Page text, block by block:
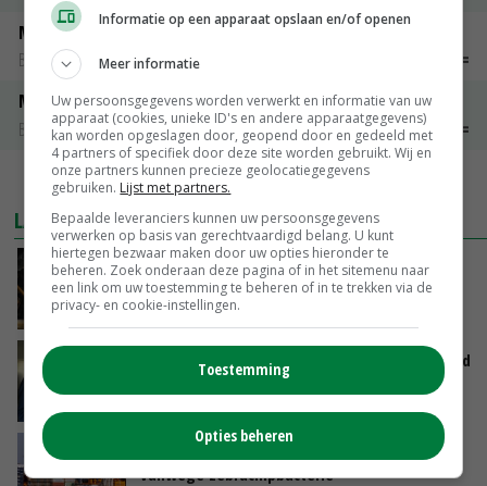
Maat 48
Barneveld kooieieren
Maat 54
Barneveld kooieieren
€ 9,10 € 0,00
MEER MARKTPRIJZEN
LAATSTE NIEUWS
Zalmkweker wil ‘standaard neerzetten die als
voorbeeld kan dienen voor sector’
VANDAAG, 06:21
Jan Vernooij stopt bij Vee&Logistiek Nederland
China scherpt importeisen voor pootgoed aan
vanwege zebrachipbacterie
Informatie op een apparaat opslaan en/of openen
Meer informatie
Uw persoonsgegevens worden verwerkt en informatie van uw
apparaat (cookies, unieke ID's en andere apparaatgegevens)
kan worden opgeslagen door, geopend door en gedeeld met
4 partners of specifiek door deze site worden gebruikt. Wij en
onze partners kunnen precieze geolocatiegegevens
gebruiken. Lijst met partners.
Bepaalde leveranciers kunnen uw persoonsgegevens
verwerken op basis van gerechtvaardigd belang. U kunt
hiertegen bezwaar maken door uw opties hieronder te
beheren. Zoek onderaan deze pagina of in het sitemenu naar
een link om uw toestemming te beheren of in te trekken via de
privacy- en cookie-instellingen.
Toestemming
Opties beheren